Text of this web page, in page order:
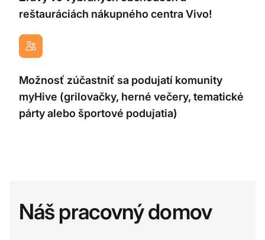
reštauráciách nákupného centra Vivo!
Možnosť zúčastniť sa podujatí komunity
myHive (grilovačky, herné večery, tematické
párty alebo športové podujatia)
Náš pracovný domov